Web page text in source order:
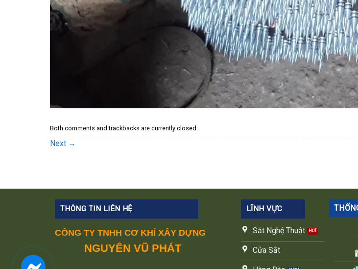
Both comments and trackbacks are currently closed.
Next →
THÔNG TIN LIÊN HỆ
CÔNG TY TNHH CƠ KHÍ XÂY DỰNG
NGUYÊN VŨ PHÁT
LĨNH VỰC
Sắt Nghệ Thuật
Cửa Sắt